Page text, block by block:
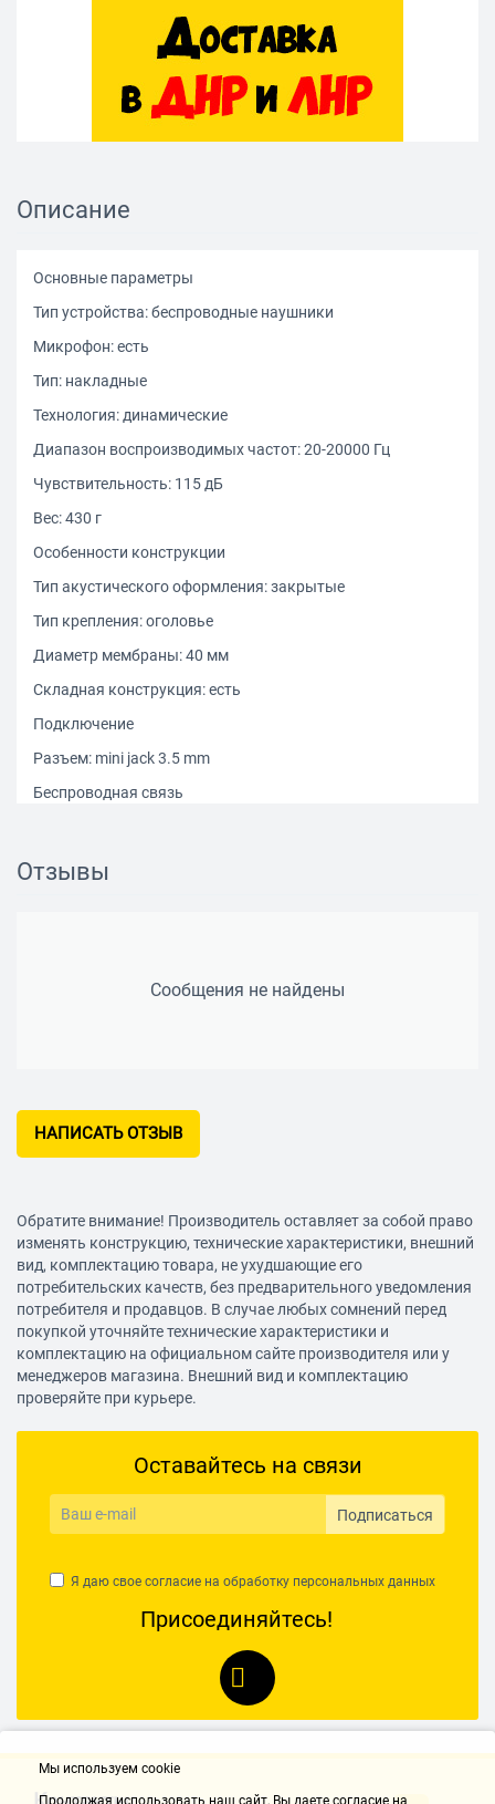
Описание
Основные параметры
Тип устройства: беспроводные наушники
Микрофон: есть
Тип: накладные
Технология: динамические
Диапазон воспроизводимых частот: 20-20000 Гц
Чувствительность: 115 дБ
Вес: 430 г
Особенности конструкции
Тип акустического оформления: закрытые
Тип крепления: оголовье
Диаметр мембраны: 40 мм
Складная конструкция: есть
Подключение
Разъем: mini jack 3.5 mm
Беспроводная связь
Высота: 72 мм
Толщина: 75 мм
Отзывы
Сообщения не найдены
НАПИСАТЬ ОТЗЫВ
Обратите внимание! Производитель оставляет за собой право
изменять конструкцию, технические характеристики, внешний
вид, комплектацию товара, не ухудшающие его
потребительских качеств, без предварительного уведомления
потребителя и продавцов. В случае любых сомнений перед
покупкой уточняйте технические характеристики и
комплектацию на официальном сайте производителя или у
менеджеров магазина. Внешний вид и комплектацию
проверяйте при курьере.
Оставайтесь на связи
Подписаться
Я даю свое согласие на обработку персональных данных
Присоединяйтесь!
Мы используем cookie
Продолжая использовать наш cайт, Вы даете согласие на